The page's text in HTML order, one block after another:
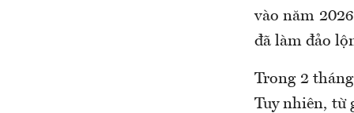
vào năm
đã làm đảo
Trong 2
Tuy nhiên, từ